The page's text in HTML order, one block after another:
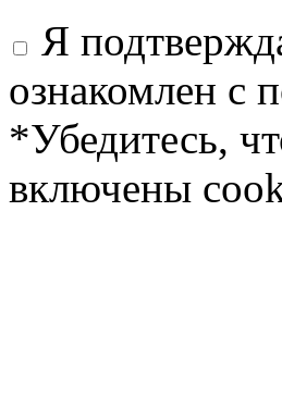
Я
ознакомлен с
*Убедитесь,
включены